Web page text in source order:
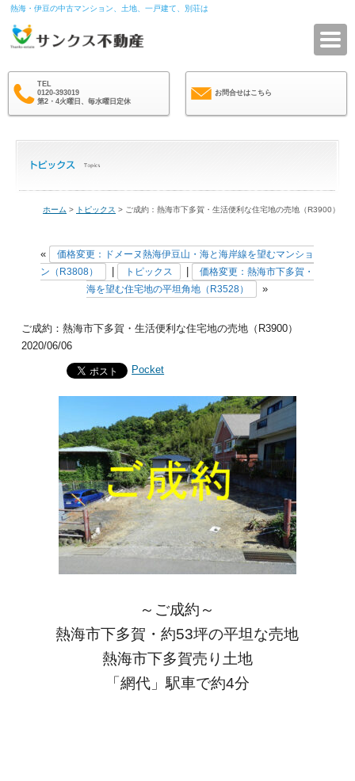
熱海・伊豆の中古マンション、土地、一戸建て、別荘は
TEL
0120-393019
第2・4火曜日、毎水曜日定休
お問合せはこちら
ホーム > トピックス > ご成約：熱海市下多賀・生活便利な住宅地の売地（R3900）
«
価格変更：ドメーヌ熱海伊豆山・海と海岸線を望むマンショ
ン（R3808）
トピックス
価格変更：熱海市下多賀・
海を望む住宅地の平坦角地（R3528）
»
ご成約：熱海市下多賀・生活便利な住宅地の売地（R3900）
2020/06/06
Pocket
～ご成約～
熱海市下多賀・約53坪の平坦な売地
熱海市下多賀売り土地
「網代」駅車で約4分